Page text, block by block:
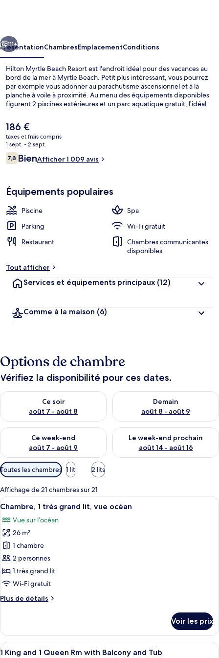
Suivant
111+
PrésentationChambresEmplacementConditions
Hilton Myrtle Beach Resort est l'endroit idéal pour des vacances au
bord de la mer à Myrtle Beach. Petit plus intéressant, vous pourrez
par exemple vous adonner au parachutisme ascensionnel et à la
planche à voile à proximité. Au menu des équipements disponibles
figurent 2 piscines extérieures et un parc aquatique gratuit, l'idéal
prendre soin de vous au spa grâce à des massages, des
enveloppements corporels, des soins du visage et des soins
d'aromathérapie. Les options de restauration comprennent 2
restaurants, tandis que les 2 bars/salons vous invitent à siroter des
boissons rafraîchissantes. Parmi les autres petits avantages de cet
hébergement figurent 2 des courts de tennis extérieurs, une rivière
attentionné et la proximité avec la plage.
Le
prix
actuel
est
de
186 €
taxes et frais compris
1 sept. - 2 sept.
Avis
voyageurs
7,87,8 sur 10
BienAfficher 1 009 avis
Équipements populaires
Piscine
Spa
Parking
Wi-Fi gratuit
Restaurant
Chambres communicantes
disponibles
Tout afficher
Services et équipements principaux (12)
Comme à la maison (6)
Options de chambre
Vérifiez la disponibilité pour ces dates.
Ce soir
août 7 - août 8
Vérifier la disponibilité pour ce soir août 7 - août 8
Demain
août 8 - août 9
Vérifier la disponibilité pour
Ce week-end
août 7 - août 9
Vérifier la disponibilité pour ce week-end août 7 - août 9
Le week-end prochain
août 14 - août 16
Vérifier la disponibilité pour
Filtres
disponibles
pour
les
chambres
Toutes les chambres 1 lit 2 lits
Affichage de 21 chambres sur 21
Afficher
toutes
les
photos
pour
ce
type
de
chambre :
Chambre,
grand
lit,
Une chambre d’hôtel avec un grand
5
Chambre, 1 très grand lit, vue océan
Vue sur l’océan
26 m²
1 chambre
2 personnes
1 très grand lit
Wi-Fi gratuit
Plus de détails
Plus
le
type
de
Voir les prix
Afficher
Une chambre d’hôtel avec deux lits,
14
1 King and 1 Queen Rm with Balcony and Tub